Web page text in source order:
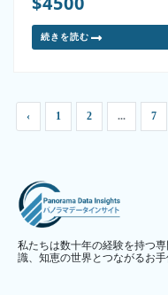
続きを読む
‹ 1 2 ... 7
私たちは数十年の経験を持つ
識、知恵の世界とつながるお